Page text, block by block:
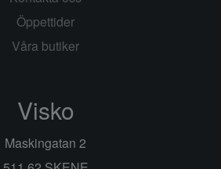
Öppettider
Våra butiker
Visko
Maskingatan 2